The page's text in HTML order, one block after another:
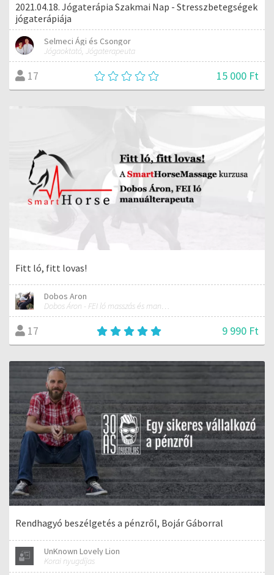
2021.04.18. Jógaterápia Szakmai Nap - Stresszbetegségek
jógaterápiája
Selmeci Ági és Csongor
Jógaoktató, Jógaterapeuta
17 15 000 Ft
Fitt ló, fitt lovas!
Dobos Aron
Dobos Áron - FEI ló masszás és manuálterapeuta
17 9 990 Ft
Rendhagyó beszélgetés a pénzről, Bojár Gáborral
UnKnown Lovely Lion
Korai nyugdíjas